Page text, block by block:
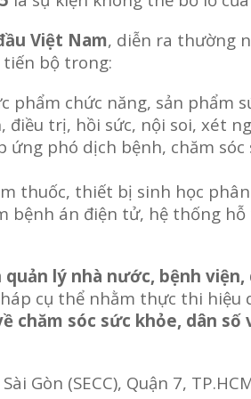
Việt Nam, diễn ra thường
bộ trong:
phẩm chức năng, sản phẩm
điều trị, hồi sức, nội soi, xét
ứng phó dịch bệnh, chăm
thuốc, thiết bị sinh học
bệnh án điện tử, hệ thống
quản lý nhà nước, bệnh
cụ thể nhằm thực thi hiệu
chăm sóc sức khỏe, dân số
Gòn (SECC), Quận 7,